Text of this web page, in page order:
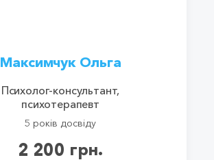
Максимчук Ольга
Психолог-консультант,
психотерапевт
5 років досвіду
2 200 грн.